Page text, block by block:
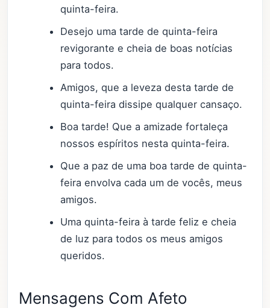
quinta-feira.
Desejo uma tarde de quinta-feira
revigorante e cheia de boas notícias
para todos.
Amigos, que a leveza desta tarde de
quinta-feira dissipe qualquer cansaço.
Boa tarde! Que a amizade fortaleça
nossos espíritos nesta quinta-feira.
Que a paz de uma boa tarde de quinta-
feira envolva cada um de vocês, meus
amigos.
Uma quinta-feira à tarde feliz e cheia
de luz para todos os meus amigos
queridos.
Mensagens Com Afeto